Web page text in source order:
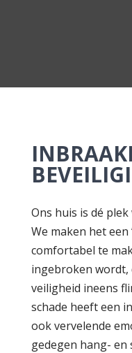
Ons huis is dé
We maken het een
comfortabel te
ingebroken wordt,
veiligheid ineens
schade heeft een
ook vervelende
gedegen hang-